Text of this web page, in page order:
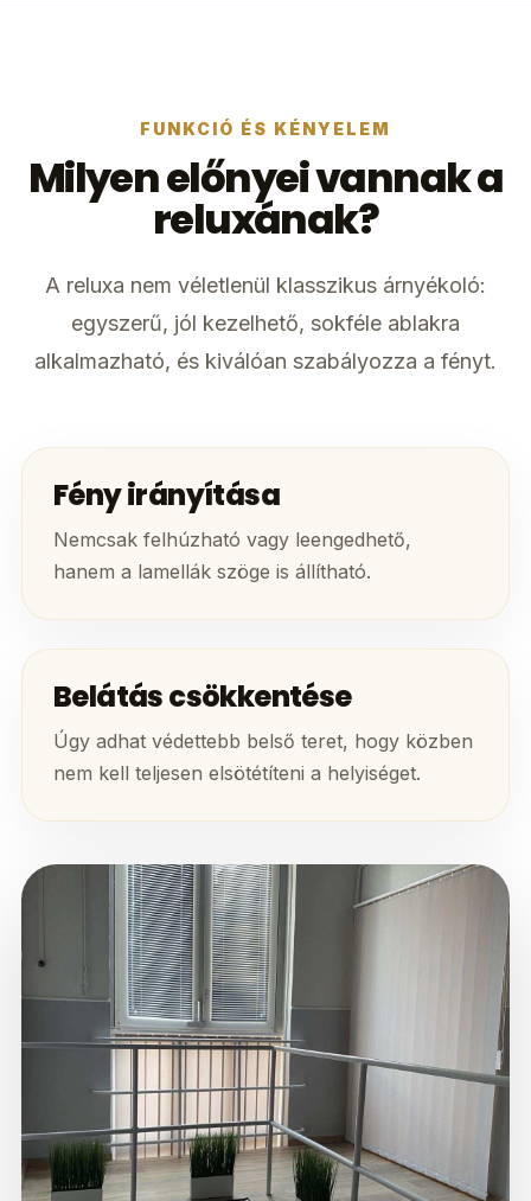
FUNKCIÓ ÉS KÉNYELEM
Milyen előnyei vannak a
reluxának?
A reluxa nem véletlenül klasszikus árnyékoló:
egyszerű, jól kezelhető, sokféle ablakra
alkalmazható, és kiválóan szabályozza a fényt.
Fény irányítása
Nemcsak felhúzható vagy leengedhető,
hanem a lamellák szöge is állítható.
Belátás csökkentése
Úgy adhat védettebb belső teret, hogy közben
nem kell teljesen elsötétíteni a helyiséget.